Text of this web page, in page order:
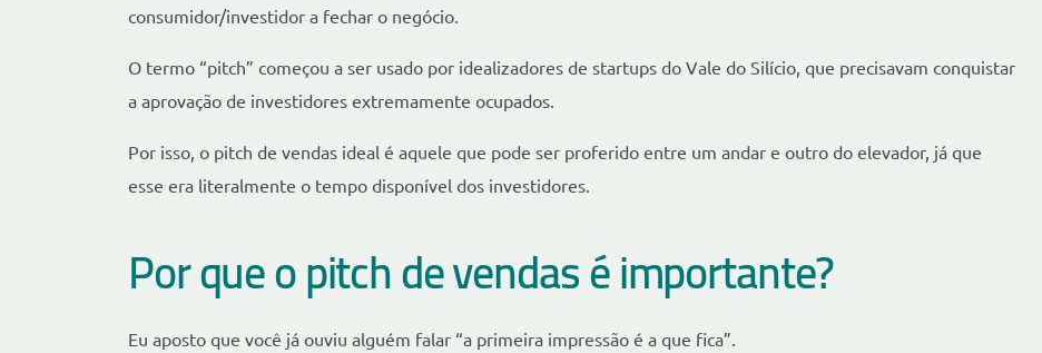
consumidor/investidor a fechar o negócio.
O termo “pitch” começou a ser usado por idealizadores de startups do Vale do Silício, que precisavam conquistar
a aprovação de investidores extremamente ocupados.
Por isso, o pitch de vendas ideal é aquele que pode ser proferido entre um andar e outro do elevador, já que
esse era literalmente o tempo disponível dos investidores.
Por que o pitch de vendas é importante?
Eu aposto que você já ouviu alguém falar “a primeira impressão é a que fica”.